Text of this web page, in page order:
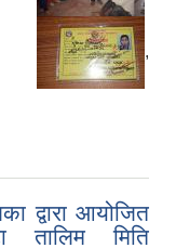
,
द्वारा आयोजित
तालिम मिति